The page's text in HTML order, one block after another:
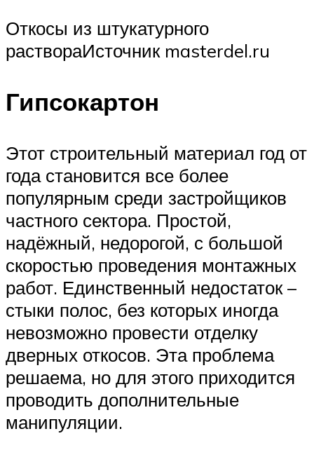
Откосы из штукатурного
раствораИсточник masterdel.ru
Гипсокартон
Этот строительный материал год от
года становится все более
популярным среди застройщиков
частного сектора. Простой,
надёжный, недорогой, с большой
скоростью проведения монтажных
работ. Единственный недостаток –
стыки полос, без которых иногда
невозможно провести отделку
дверных откосов. Эта проблема
решаема, но для этого приходится
проводить дополнительные
манипуляции.